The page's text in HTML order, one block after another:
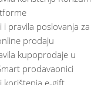
i pravila poslovanja za
prodaju
kupoprodaje u
prodavaonici
korištenja e-gift